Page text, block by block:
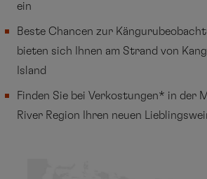
ein
Beste Chancen zur
bieten sich Ihnen am Strand von
Island
Finden Sie bei Verkostungen* in der
River Region Ihren neuen